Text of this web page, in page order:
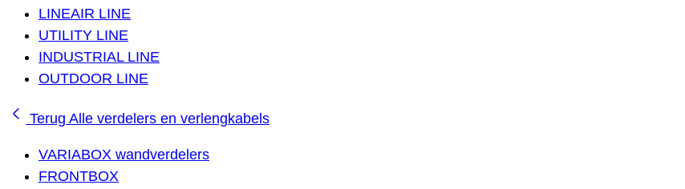
LINEAIR LINE
UTILITY LINE
INDUSTRIAL LINE
OUTDOOR LINE
Terug Alle verdelers en verlengkabels
VARIABOX wandverdelers
FRONTBOX